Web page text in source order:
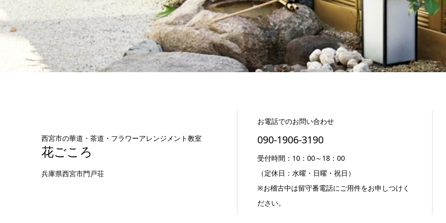
西宮市の華道・茶道・フラワーアレンジメント教室
花ごころ
兵庫県西宮市門戸荘
お電話でのお問い合わせ
090-1906-3190
受付時間：10：00～18：00
（定休日：水曜・日曜・祝日）
※お稽古中は留守番電話にご用件をお申しつけく
ださい。